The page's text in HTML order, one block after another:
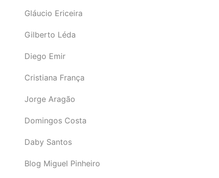
Gláucio Ericeira
Gilberto Léda
Diego Emir
Cristiana França
Jorge Aragão
Domingos Costa
Daby Santos
Blog Miguel Pinheiro